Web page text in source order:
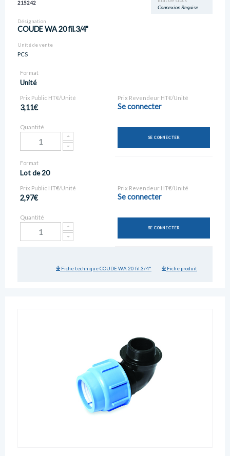
Connexion Requise
215242
Désignation
COUDE WA 20 fil.3/4"
Unité de vente
PCS
Format
Unité
Prix Public HT€/Unité
3,11€
Prix Revendeur HT€/Unité
Se connecter
Quantité
SE CONNECTER
Format
Lot de 20
Prix Public HT€/Unité
2,97€
Prix Revendeur HT€/Unité
Se connecter
Quantité
SE CONNECTER
Fiche produit
Fiche technique COUDE WA 20 fil.3/4"